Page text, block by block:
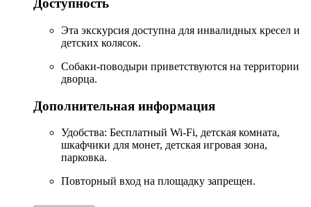
Доступность
Эта экскурсия доступна для инвалидных кресел и
детских колясок.
Собаки-поводыри приветствуются на территории
дворца.
Дополнительная информация
Удобства: Бесплатный Wi-Fi, детская комната,
шкафчики для монет, детская игровая зона,
парковка.
Повторный вход на площадку запрещен.